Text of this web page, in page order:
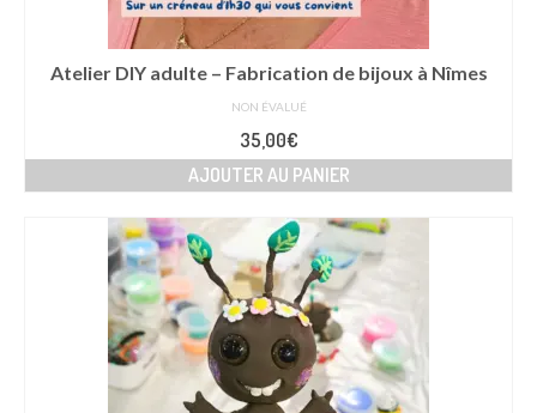
Atelier DIY adulte – Fabrication de bijoux à Nîmes
NON ÉVALUÉ
35,00€
AJOUTER AU PANIER